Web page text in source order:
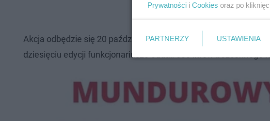
głównym organizatorem całej
Akcja odbędzie się 20 października.Krew będzie można
dziesięciu edycji funkcjonariusze oddali 600 litrów bezcennego
Prywatności i Cookies oraz po
PARTNERZY USTAWIENIA